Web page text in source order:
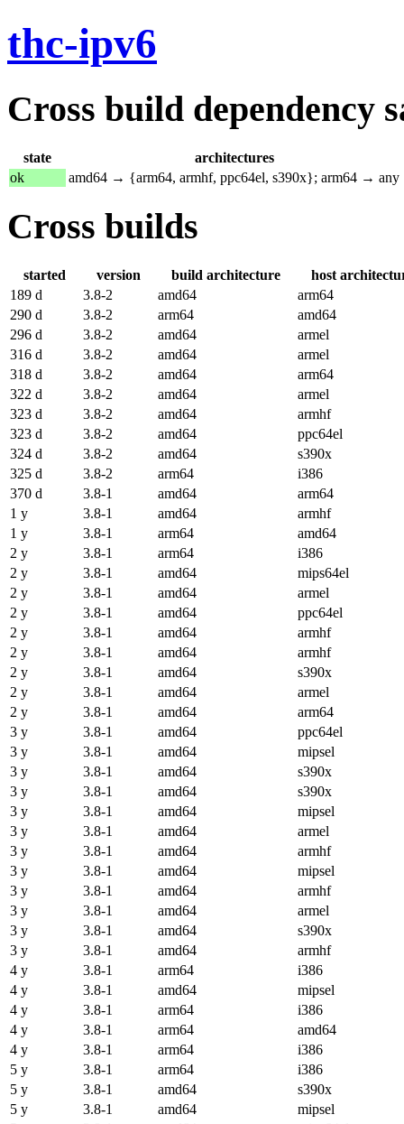
thc-ipv6
Cross build dependency
state
architectures
ok
amd64 → {arm64, armhf, ppc64el, s390x}; arm64 → any
Cross builds
started version build architecture
host
189 d
3.8-2 amd64
arm64
290 d
3.8-2 arm64
amd64
296 d
3.8-2 amd64
armel
316 d
3.8-2 amd64
armel
318 d
3.8-2 amd64
arm64
322 d
3.8-2 amd64
armel
323 d
3.8-2 amd64
armhf
323 d
3.8-2 amd64
ppc64el
324 d
3.8-2 amd64
s390x
325 d
3.8-2 arm64
i386
370 d
3.8-1 amd64
arm64
1 y
3.8-1 amd64
armhf
1 y
3.8-1 arm64
amd64
2 y
3.8-1 arm64
i386
2 y
3.8-1 amd64
mips64el
2 y
3.8-1 amd64
armel
2 y
3.8-1 amd64
ppc64el
2 y
3.8-1 amd64
armhf
2 y
3.8-1 amd64
armhf
2 y
3.8-1 amd64
s390x
2 y
3.8-1 amd64
armel
2 y
3.8-1 amd64
arm64
3 y
3.8-1 amd64
ppc64el
3 y
3.8-1 amd64
mipsel
3 y
3.8-1 amd64
s390x
3 y
3.8-1 amd64
s390x
3 y
3.8-1 amd64
mipsel
3 y
3.8-1 amd64
armel
3 y
3.8-1 amd64
armhf
3 y
3.8-1 amd64
mipsel
3 y
3.8-1 amd64
armhf
3 y
3.8-1 amd64
armel
3 y
3.8-1 amd64
s390x
3 y
3.8-1 amd64
armhf
4 y
3.8-1 arm64
i386
4 y
3.8-1 amd64
mipsel
4 y
3.8-1 arm64
i386
4 y
3.8-1 arm64
amd64
4 y
3.8-1 arm64
i386
5 y
3.8-1 arm64
i386
5 y
3.8-1 amd64
s390x
5 y
3.8-1 amd64
mipsel